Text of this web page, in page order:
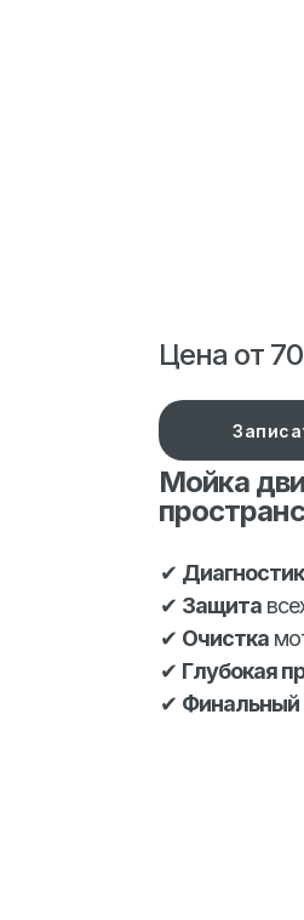
Цена от
✔
✔ Защита
✔ Очистка
✔ Глубокая
✔ Финальный
Мойка